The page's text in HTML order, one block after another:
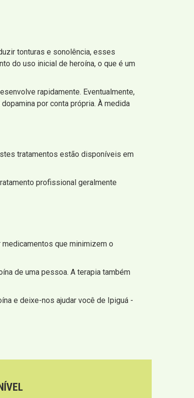
tonturas e sonolência, esses
do uso inicial de heroína, o que é um
rapidamente. Eventualmente,
por conta própria. À medida
tratamentos estão disponíveis em
profissional geralmente
que minimizem o
de uma pessoa. A terapia também
e deixe-nos ajudar você de Ipiguá -